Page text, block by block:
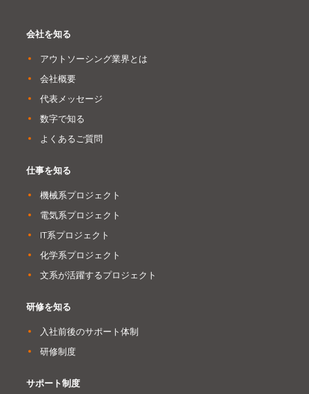
会社を知る
アウトソーシング業界とは
会社概要
代表メッセージ
数字で知る
よくあるご質問
仕事を知る
機械系プロジェクト
電気系プロジェクト
IT系プロジェクト
化学系プロジェクト
文系が活躍するプロジェクト
研修を知る
入社前後のサポート体制
研修制度
サポート制度